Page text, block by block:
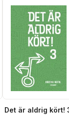
Det är aldrig kört!